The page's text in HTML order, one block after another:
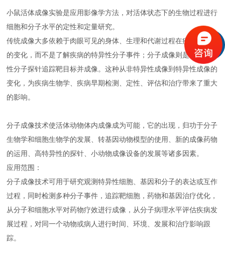
小鼠活体成像实验是应用影像学方法，对活体状态下的生物过程进行
细胞和分子水平的定性和定量研究。
传统成像大多依赖于肉眼可见的身体、生理和代谢过程在疾病状态下
的变化，而不是了解疾病的特异性分子事件；分子成像则是利用特异
性分子探针追踪靶目标并成像。这种从非特异性成像到特异性成像的
变化，为疾病生物学、疾病早期检测、定性、评估和治疗带来了重大
的影响。
分子成像技术使活体动物体内成像成为可能，它的出现，归功于分子
生物学和细胞生物学的发展、转基因动物模型的使用、新的成像药物
的运用、高特异性的探针、小动物成像设备的发展等诸多因素。
应用范围：
分子成像技术可用于研究观测特异性细胞、基因和分子的表达或互作
过程，同时检测多种分子事件，追踪靶细胞，药物和基因治疗优化，
从分子和细胞水平对药物疗效进行成像，从分子病理水平评估疾病发
展过程，对同一个动物或病人进行时间、环境、发展和治疗影响跟
踪。